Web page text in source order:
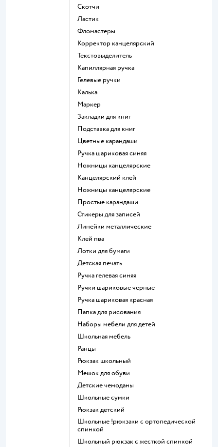
Скотчи
Ластик
Фломастеры
Корректор канцелярский
Текстовыделитель
Капиллярная ручка
Гелевые ручки
Калька
Маркер
Закладки для книг
Подставка для книг
Цветные карандаши
Ручка шариковая синяя
Ножницы канцелярские
Канцелярский клей
Ножницы канцелярские
Простые карандаши
Стикеры для записей
Линейки металлические
Клей пва
Лотки для бумаги
Детская печать
Ручка гелевая синяя
Ручки шариковые черные
Ручка шариковая красная
Папка для рисования
Наборы мебели для детей
Школьная мебель
Ранцы
Рюкзак школьный
Мешок для обуви
Детские чемоданы
Школьные сумки
Рюкзак детский
Школьные !рюкзаки с ортопедической
спинкой
Школьный рюкзак с жесткой спинкой